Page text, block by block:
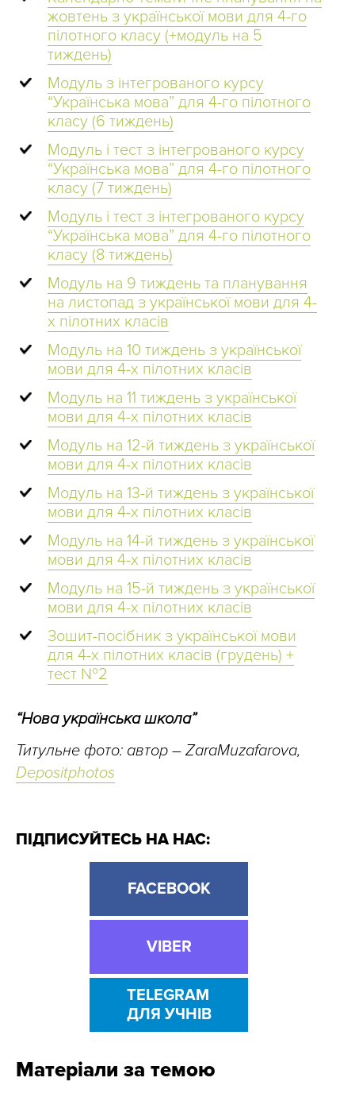
жовтень з української мови для 4-го
пілотного класу (+модуль на 5
тиждень)
Модуль з інтегрованого курсу
“Українська мова” для 4-го пілотного
класу (6 тиждень)
Модуль і тест з інтегрованого курсу
“Українська мова” для 4-го пілотного
класу (7 тиждень)
Модуль і тест з інтегрованого курсу
“Українська мова” для 4-го пілотного
класу (8 тиждень)
Модуль на 9 тиждень та планування
на листопад з української мови для 4-
х пілотних класів
Модуль на 10 тиждень з української
мови для 4-х пілотних класів
Модуль на 11 тиждень з української
мови для 4-х пілотних класів
Модуль на 12-й тиждень з української
мови для 4-х пілотних класів
Модуль на 13-й тиждень з української
мови для 4-х пілотних класів
Модуль на 14-й тиждень з української
мови для 4-х пілотних класів
Модуль на 15-й тиждень з української
мови для 4-х пілотних класів
Зошит-посібник з української мови
для 4-х пілотних класів (грудень) +
тест №2
“Нова українська школа”
Титульне фото: автор – ZaraMuzafarova,
Depositphotos
ПІДПИСУЙТЕСЬ НА НАС:
FACEBOOK
VIBER
TELEGRAM
ДЛЯ УЧНІВ
Матеріали за темою